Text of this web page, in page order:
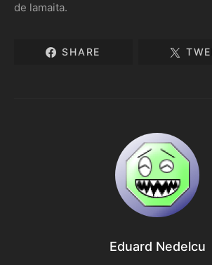
de lamaita.
SHARE
Eduard Nedelcu